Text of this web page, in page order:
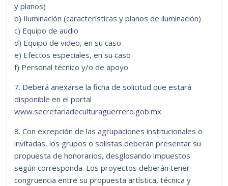
y planos)
b) Iluminación (características y planos de iluminación)
c) Equipo de audio
d) Equipo de video, en su caso
e) Efectos especiales, en su caso
f) Personal técnico y/o de apoyo
7. Deberá anexarse la ficha de solicitud que estará
disponible en el portal
www.secretariadeculturaguerrero.gob.mx
8. Con excepción de las agrupaciones institucionales o
invitadas, los grupos o solistas deberán presentar su
propuesta de honorarios, desglosando impuestos
según corresponda. Los proyectos deberán tener
congruencia entre su propuesta artística, técnica y